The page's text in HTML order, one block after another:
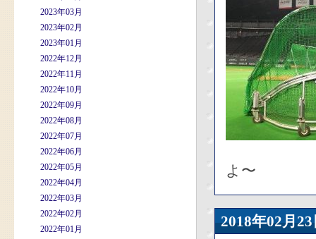
2023年03月
2023年02月
2023年01月
2022年12月
2022年11月
2022年10月
2022年09月
2022年08月
2022年07月
2022年06月
2022年05月
2022年04月
2022年03月
2022年02月
2022年01月
よ〜
2018年02